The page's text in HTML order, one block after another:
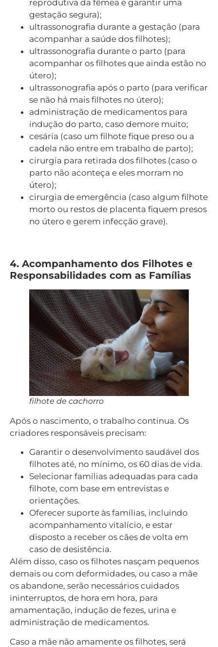
reprodutiva da fêmea e garantir uma
gestação segura);
ultrassonografia durante a gestação (para
acompanhar a saúde dos filhotes);
ultrassonografia durante o parto (para
acompanhar os filhotes que ainda estão no
útero);
ultrassonografia após o parto (para verificar
se não há mais filhotes no útero);
administração de medicamentos para
indução do parto, caso demore muito;
cesária (caso um filhote fique preso ou a
cadela não entre em trabalho de parto);
cirurgia para retirada dos filhotes (caso o
parto não aconteça e eles morram no
útero);
cirurgia de emergência (caso algum filhote
morto ou restos de placenta fiquem presos
no útero e gerem infecção grave).
4. Acompanhamento dos Filhotes e
Responsabilidades com as Famílias
filhote de cachorro
Após o nascimento, o trabalho continua. Os
criadores responsáveis precisam:
Garantir o desenvolvimento saudável dos
filhotes até, no mínimo, os 60 dias de vida.
Selecionar famílias adequadas para cada
filhote, com base em entrevistas e
orientações.
Oferecer suporte às famílias, incluindo
acompanhamento vitalício, e estar
disposto a receber os cães de volta em
caso de desistência.
Além disso, caso os filhotes nasçam pequenos
demais ou com deformidades, ou caso a mãe
os abandone, serão necessários cuidados
ininterruptos, de hora em hora, para
amamentação, indução de fezes, urina e
administração de medicamentos.
Caso a mãe não amamente os filhotes, será